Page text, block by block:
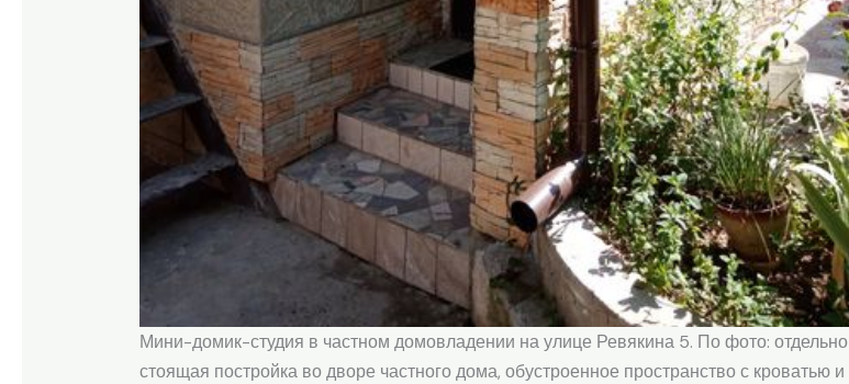
Мини-домик-студия в частном домовладении на улице Ревякина 5. По фото: отдельно
стоящая постройка во дворе частного дома, обустроенное пространство с кроватью и